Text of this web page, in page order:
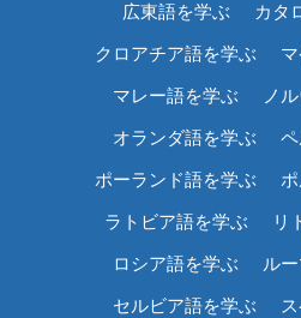
広東語を学ぶ カタ
クロアチア語を学ぶ
マレー語を学ぶ ノ
オランダ語を学ぶ
ポーランド語を学ぶ
ラトビア語を学ぶ リ
ロシア語を学ぶ ル
セルビア語を学ぶ